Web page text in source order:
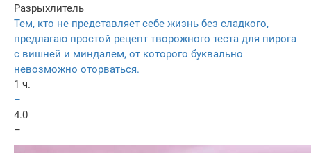
Разрыхлитель
Тем, кто не представляет себе жизнь без сладкого,
предлагаю простой рецепт творожного теста для пирога
с вишней и миндалем, от которого буквально
невозможно оторваться.
1 ч.
–
4.0
–